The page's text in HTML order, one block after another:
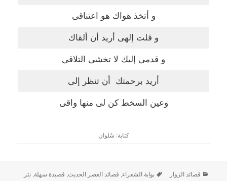
و أتخذ هواك هو اعتناقى
و قلت إلهى أريد أن ألقاك
و قدمى إليك لا تخشى التلاقى
أريد برحمتك أن تنظر إلى
وعين السخط كن لى منها واقى
كتابة: سُلوان
قصائد الزوار بوابة الشعراء قصائد العصر الحديث قصيدة سهلة ,نثر